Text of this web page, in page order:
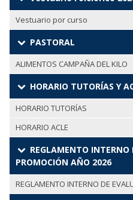
Vestuario por curso
PASTORAL
ALIMENTOS CAMPAÑA DEL KILO
HORARIO TUTORÍAS Y
HORARIO TUTORÍAS
HORARIO ACLE
REGLAMENTO INTERNO
PROMOCIÓN AÑO 2026
REGLAMENTO INTERNO DE